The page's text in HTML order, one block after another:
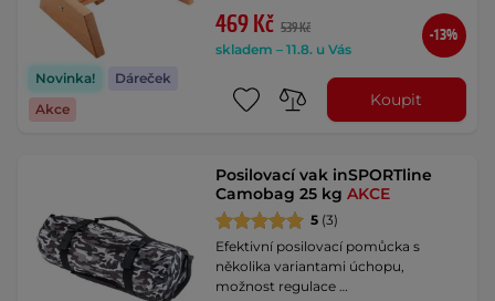
Novinka!
Dáreček
Akce
469 Kč 539 Kč
skladem – 11.8. u Vás
-13%
Koupit
Posilovací vak inSPORTline
Camobag 25 kgAKCE
5 (3)
Efektivní posilovací pomůcka s
několika variantami úchopu,
možnost regulace …